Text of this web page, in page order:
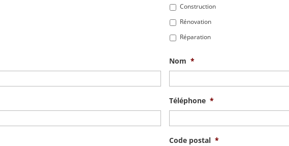
Construction
Rénovation
Réparation
Nom *
Téléphone *
Code postal *